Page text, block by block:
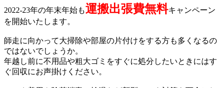
2022-23年の年末年始も運搬出張費無料キャンペーン
を開始いたします。
師走に向かって大掃除や部屋の片付けをする方も多くなるの
ではないでしょうか。
年越し前に不用品や粗大ゴミをすぐに処分したいときにはす
ぐ回収にお声掛けください。